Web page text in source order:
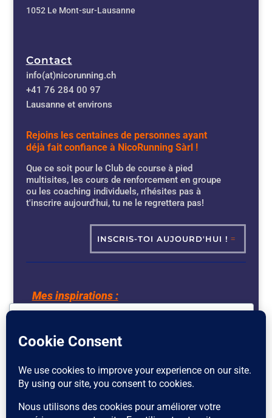
1052 Le Mont-sur-Lausanne
Contact
info(at)nicorunning.ch
+41 76 284 00 97
Lausanne et environs
Rejoins les centaines de personnes ayant
déjà fait confiance à NicoRunning Sàrl !
Que ce soit pour le Club de course à pied
multisites, les cours de renforcement en groupe
ou les coaching individuels, n'hésites pas à
t'inscrire aujourd'hui, tu ne le regrettera pas!
INSCRIS-TOI AUJOURD'HUI !
Mes inspirations :
https://volodalen.com
https://resetandflow.net
Mes partenaires :
https://www.coachs-sportifs.ch/
https://www.coachs-sportifs.ch/coach-course-a-pied.
expérience, à fournir un contenu personnalisé et à
surTout accepter pour consentir ou surTout
refuser pour décliner les cookies non essentiels.
Personnaliser